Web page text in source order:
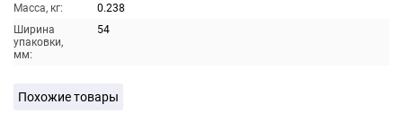
Масса, кг:
0.238
Ширина
упаковки,
мм:
54
Похожие товары